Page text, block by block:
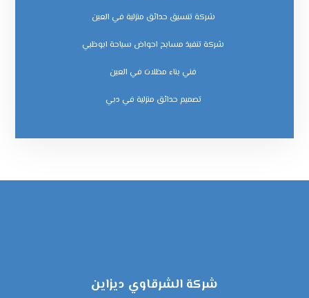
شركة تنسيق حدائق منزلية في العين
شركة تنفيذ مسابح احواض سباحة ابوظبي
فني بناء مظلات في العين
‏تصميم حدائق منزلية في دبي
شركة الشرقاوي ديزاين